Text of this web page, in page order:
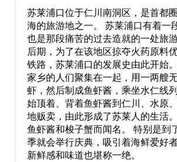
苏莱浦口位于仁川南洞区，是首都
海的旅游地之一。 苏莱浦口有着一
也是那段痛苦的过去造就的一处旅
后期，为了在该地区掠夺火药原料
铁路，苏莱浦口的发展史由此开始
家乡的人们聚集在一起，用一两艘
虾，然后制成鱼虾酱，乘坐水仁线
始顶着、背着鱼虾酱到仁川、水原
地贩卖，由此形成了苏莱人的生活
鱼虾酱和梭子蟹而闻名。 特别是到
季就会举行庆典，吸引着海鲜爱好
新鲜感和味道也堪称一绝。